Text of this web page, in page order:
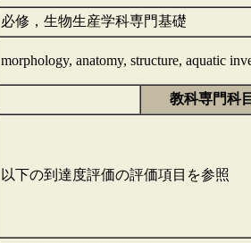
必修，生物生産学科専門基礎
morphology, anatomy, structure, aquatic
教科専門科
以下の到達度評価の評価項目を参照